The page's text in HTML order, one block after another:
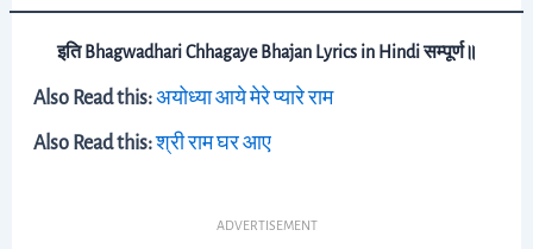
इति Bhagwadhari Chhagaye Bhajan Lyrics in Hindi सम्पूर्ण॥
Also Read this:अयोध्या आये मेरे प्यारे राम
Also Read this:श्री राम घर आए
ADVERTISEMENT